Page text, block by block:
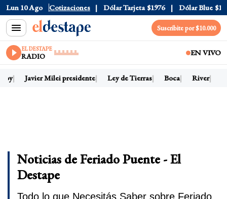
Lun 10 Ago Cotizaciones
Dólar Oficial $1520 Dólar Tarjeta $1976 Dólar Blue $1525
Suscribite por $10.000
EL DESTAPE
RADIO EN VIVO
Javier Milei presidente Ley de Tierras Boca River
Noticias de Feriado Puente - El
Destape
Todo lo que Necesitás Saber sobre Feriado